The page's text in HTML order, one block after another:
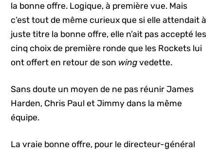
la bonne offre. Logique, à première vue. Mais
c’est tout de même curieux que si elle attendait à
juste titre la bonne offre, elle n’ait pas accepté les
cinq choix de première ronde que les Rockets lui
ont offert en retour de son wing vedette.
Sans doute un moyen de ne pas réunir James
Harden, Chris Paul et Jimmy dans la même
équipe.
La vraie bonne offre, pour le directeur-général